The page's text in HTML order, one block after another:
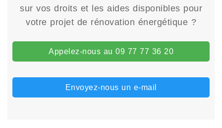
sur vos droits et les aides disponibles pour
votre projet de rénovation énergétique ?
Appelez-nous au 09 77 77 36 20
Envoyez-nous un e-mail